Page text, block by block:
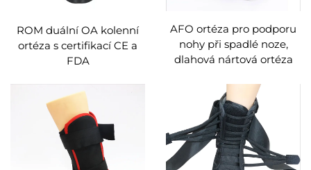
ROM duální OA kolenní
ortéza s certifikací CE a
FDA
AFO ortéza pro podporu
nohy při spadlé noze,
dlahová nártová ortéza